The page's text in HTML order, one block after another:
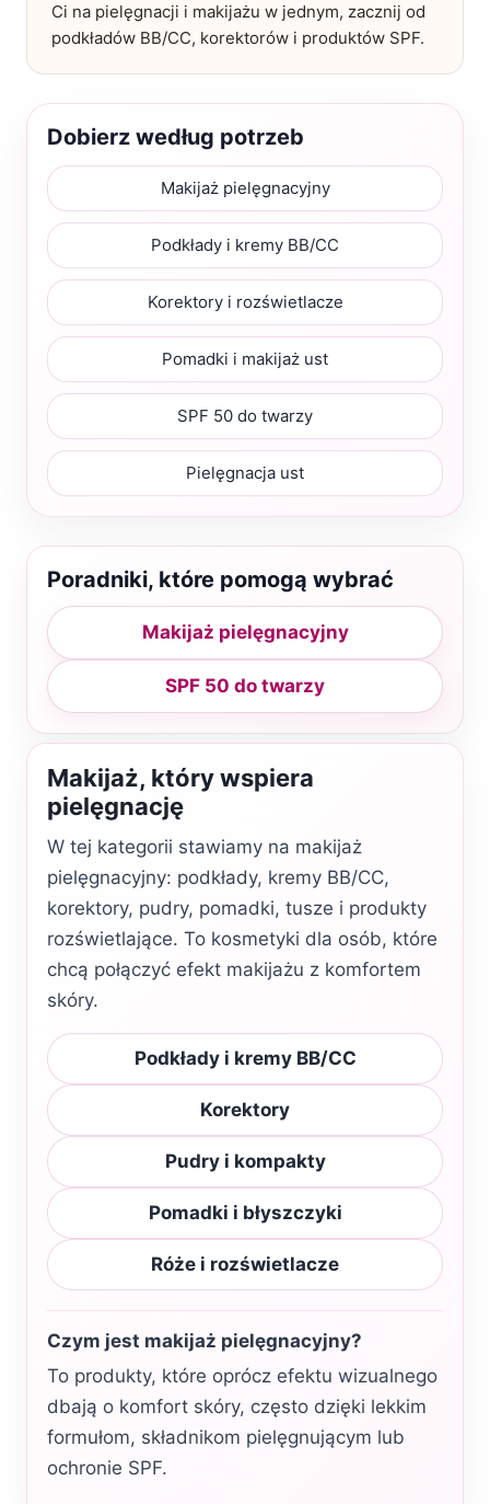
Ci na pielęgnacji i makijażu w jednym, zacznij od
podkładów BB/CC, korektorów i produktów SPF.
Dobierz według potrzeb
Makijaż pielęgnacyjny
Podkłady i kremy BB/CC
Korektory i rozświetlacze
Pomadki i makijaż ust
SPF 50 do twarzy
Pielęgnacja ust
Poradniki, które pomogą wybrać
Makijaż pielęgnacyjny
SPF 50 do twarzy
Makijaż, który wspiera
pielęgnację
W tej kategorii stawiamy na makijaż
pielęgnacyjny: podkłady, kremy BB/CC,
korektory, pudry, pomadki, tusze i produkty
rozświetlające. To kosmetyki dla osób, które
chcą połączyć efekt makijażu z komfortem
skóry.
Podkłady i kremy BB/CC
Korektory
Pudry i kompakty
Pomadki i błyszczyki
Róże i rozświetlacze
Czym jest makijaż pielęgnacyjny?
To produkty, które oprócz efektu wizualnego
dbają o komfort skóry, często dzięki lekkim
formułom, składnikom pielęgnującym lub
ochronie SPF.